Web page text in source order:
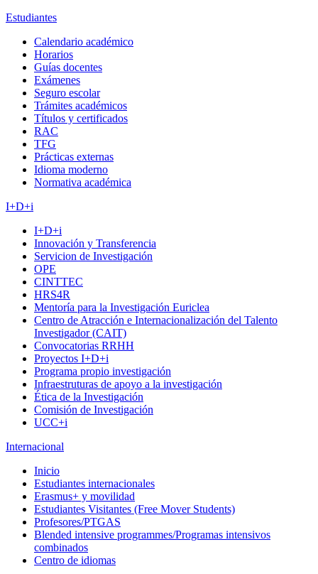
Estudiantes
Calendario académico
Horarios
Guías docentes
Exámenes
Seguro escolar
Trámites académicos
Títulos y certificados
RAC
TFG
Prácticas externas
Idioma moderno
Normativa académica
I+D+i
I+D+i
Innovación y Transferencia
Servicion de Investigación
OPE
CINTTEC
HRS4R
Mentoría para la Investigación Euriclea
Centro de Atracción e Internacionalización del Talento
Investigador (CAIT)
Convocatorias RRHH
Proyectos I+D+i
Programa propio investigación
Infraestruturas de apoyo a la investigación
Ética de la Investigación
Comisión de Investigación
UCC+i
Internacional
Inicio
Estudiantes internacionales
Erasmus+ y movilidad
Estudiantes Visitantes (Free Mover Students)
Profesores/PTGAS
Blended intensive programmes/Programas intensivos
combinados
Centro de idiomas